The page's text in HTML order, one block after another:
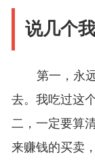
说几个
第一，永
去。我吃过这
二，一定要算
来赚钱的买卖